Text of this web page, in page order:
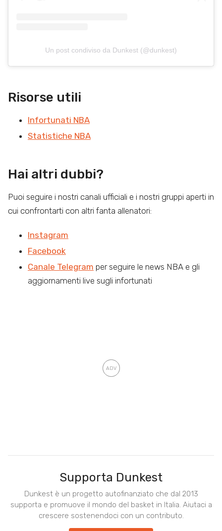
Un post condiviso da Dunkest (@dunkest)
Risorse utili
Infortunati NBA
Statistiche NBA
Hai altri dubbi?
Puoi seguire i nostri canali ufficiali e i nostri gruppi aperti in
cui confrontarti con altri fanta allenatori:
Instagram
Facebook
Canale Telegram per seguire le news NBA e gli
aggiornamenti live sugli infortunati
Supporta Dunkest
Dunkest è un progetto autofinanziato che dal 2013
supporta e promuove il mondo del basket in Italia. Aiutaci a
crescere sostenendoci con un contributo.